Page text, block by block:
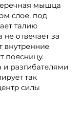
мышца
слое, под
талию
отвечает за
внутренние
поясницу.
разгибателями
так
силы